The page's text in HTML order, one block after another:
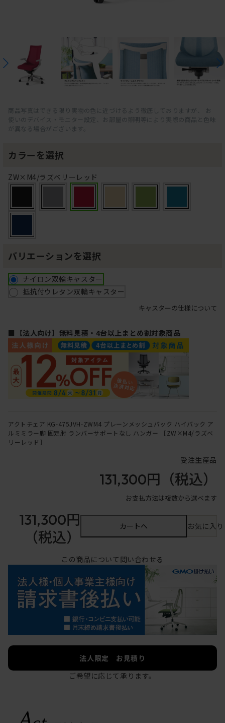
商品写真はできる限り実物の色に近づけるよう徹底しておりますが、 お
使いのデバイス・モニター設定、お部屋の照明等により実際の商品と色味
が異なる場合がございます。
カラーを選択
ZW×M4/ラズベリーレッド
バリエーションを選択
ナイロン双輪キャスター
抵抗付ウレタン双輪キャスター
キャスターの仕様について
■【法人向け】無料見積・4台以上まとめ割対象商品
アクトチェア KG-475JVH-ZWM4 プレーンメッシュバック ハイバック ア
ルミミラー脚 固定肘 ランバーサポートなし ハンガー ［ZW×M4/ラズベ
リーレッド］
受注生産品
131,300円 （税込）
お支払方法は複数から選べます
131,300円
（税込）
カートへ お気に入
この商品について問い合わせる
法人限定 お見積り
ご希望に応じて承ります。